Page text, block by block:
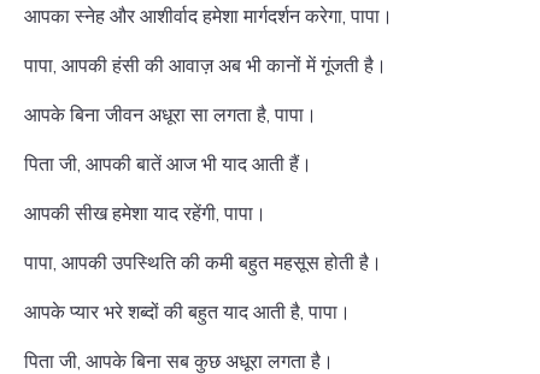
आपका स्नेह और आशीर्वाद हमेशा मार्गदर्शन करेगा, पापा।
पापा, आपकी हंसी की आवाज़ अब भी कानों में गूंजती है।
आपके बिना जीवन अधूरा सा लगता है, पापा।
पिता जी, आपकी बातें आज भी याद आती हैं।
आपकी सीख हमेशा याद रहेंगी, पापा।
पापा, आपकी उपस्थिति की कमी बहुत महसूस होती है।
आपके प्यार भरे शब्दों की बहुत याद आती है, पापा।
पिता जी, आपके बिना सब कुछ अधूरा लगता है।